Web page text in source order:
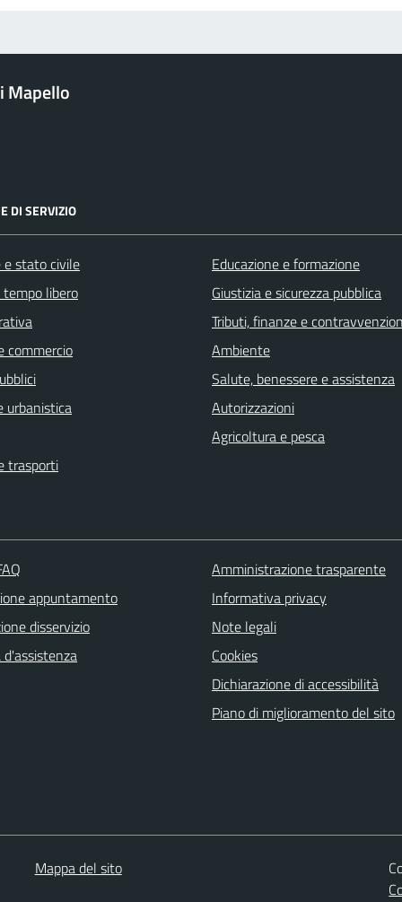
Mapello
DI SERVIZIO
e stato civile
libero
commercio
urbanistica
trasporti
Educazione e formazione
Giustizia e sicurezza pubblica
Tributi, finanze e
Ambiente
Salute, benessere e assistenza
Autorizzazioni
Agricoltura e pesca
appuntamento
disservizio
d'assistenza
Amministrazione trasparente
Informativa privacy
Note legali
Cookies
Dichiarazione di accessibilità
Piano di miglioramento del sito
Mappa del sito